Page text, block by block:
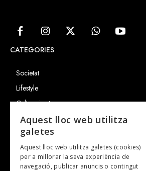
CATEGORIES
Societat
Lifestyle
Cultura i art
Entrevistes
Gastronomia
TV
Plans per fer
Aquest lloc web utilitza
galetes
Aquest lloc web utilitza galetes (cookies)
per a millorar la seva experiència de
navegació, publicar anuncis o contingut